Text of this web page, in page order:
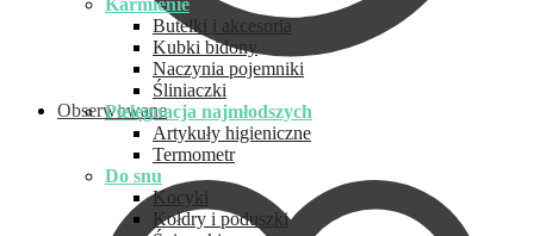
Obserwowane
Karmienie
Butelki i akcesoria
Kubki bidony
Naczynia pojemniki
Śliniaczki
Pielęgnacja najmłodszych
Artykuły higieniczne
Termometr
Do snu
Kocyki
Kołdry i poduszki